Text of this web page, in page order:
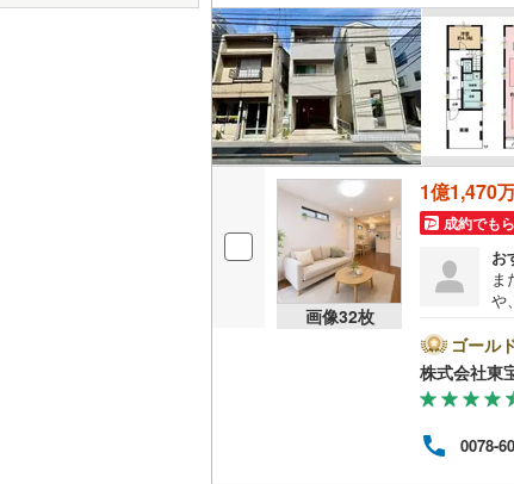
画像32枚
1億1,470
成約でも
お
や
ー
に
い
ボ
だ
ゴール
株式会社東
0078-
四国 徳島
九州・沖縄 福岡
該当物件0件
東京23区以外 八王子
三鷹市
昭島市
小金井
東村山
福生市
清瀬市
多摩市
あきる
該当物件0件
該当物件0件
地下鉄 東京メ
東京メ
東京メ
東京メ
都営新
私鉄・その他 つくば
京成金
東武亀
西武有
西武多
該当物件0件
該当物件0件
二世帯
サー
立地
最寄り
配置、向
前道
平坦地
LD
リビ
該当物件0件